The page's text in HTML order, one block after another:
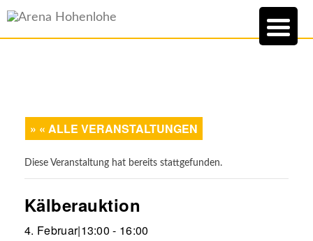
« ALLE VERANSTALTUNGEN
Diese Veranstaltung hat bereits stattgefunden.
Kälberauktion
4. Februar|13:00 - 16:00